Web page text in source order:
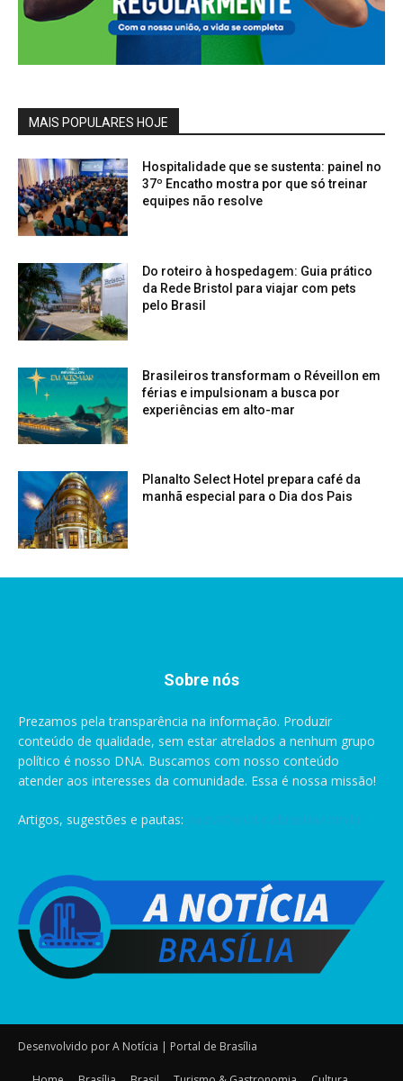
MAIS POPULARES HOJE
Hospitalidade que se sustenta: painel no
37º Encatho mostra por que só treinar
equipes não resolve
Do roteiro à hospedagem: Guia prático
da Rede Bristol para viajar com pets
pelo Brasil
Brasileiros transformam o Réveillon em
férias e impulsionam a busca por
experiências em alto-mar
Planalto Select Hotel prepara café da
manhã especial para o Dia dos Pais
Sobre nós
Prezamos pela transparência na informação. Produzir
conteúdo de qualidade, sem estar atrelados a nenhum grupo
político é nosso DNA. Buscamos com nosso conteúdo
atender aos interesses da comunidade. Essa é nossa missão!
Artigos, sugestões e pautas: pauta@anoticiabrasilia.com.br
Desenvolvido por A Notícia | Portal de Brasília